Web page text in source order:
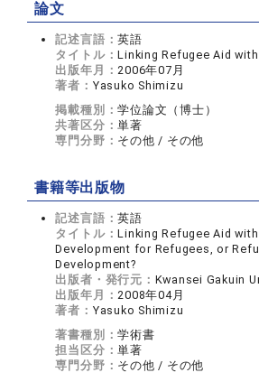
論文
記述言語：英語
タイトル：Linking Refugee Aid
出版年月：2006年07月
著者： Yasuko Shimizu
掲載種別：学位論文（博士）
共著区分：単著
専門分野： その他 / その他
書籍等出版物
記述言語：英語
タイトル：Linking Refugee Aid
Development for Refugees, or
Development?
出版者・発行元： Kwansei Gakuin
出版年月：2008年04月
著者： Yasuko Shimizu
著書種別：学術書
担当区分：単著
専門分野： その他 / その他